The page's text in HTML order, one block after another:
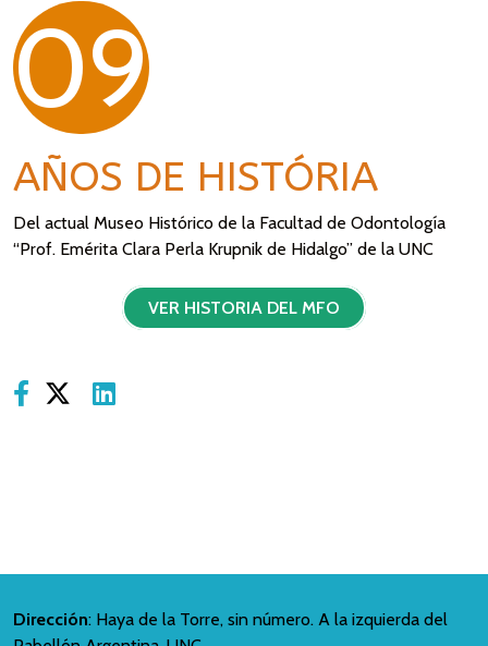
09
AÑOS DE HISTÓRIA
Del actual Museo Histórico de la Facultad de Odontología
“Prof. Emérita Clara Perla Krupnik de Hidalgo” de la UNC
VER HISTORIA DEL MFO
Share on Facebook
Share on X
Share on LinkedIn
Dirección: Haya de la Torre, sin número. A la izquierda del